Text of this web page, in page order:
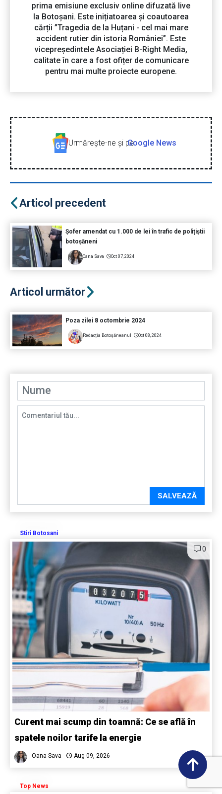
prima emisiune exclusiv online difuzată live
la Botoșani. Este inițiatoarea și coautoarea
cărții ”Tragedia de la Huțani - cel mai mare
accident rutier din istoria României”. Este
vicepreședintele Asociației B-Right Media,
calitate în care a fost ofițer de comunicare
pentru mai multe proiecte europene.
Urmăreşte-ne şi peGoogle News
Articol precedent
Șofer amendat cu 1.000 de lei în trafic de polițiștii
botoșăneni
Oana Sava Oct 07, 2024
Articol următor
Poza zilei 8 octombrie 2024
Redacția Botoșăneanul Oct 08, 2024
SALVEAZĂ
Stiri Botosani
0
Curent mai scump din toamnă: Ce se află în
spatele noilor tarife la energie
Oana Sava Aug 09, 2026
Top News